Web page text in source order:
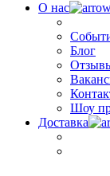
О нас
Блог
Шоу
Доставка